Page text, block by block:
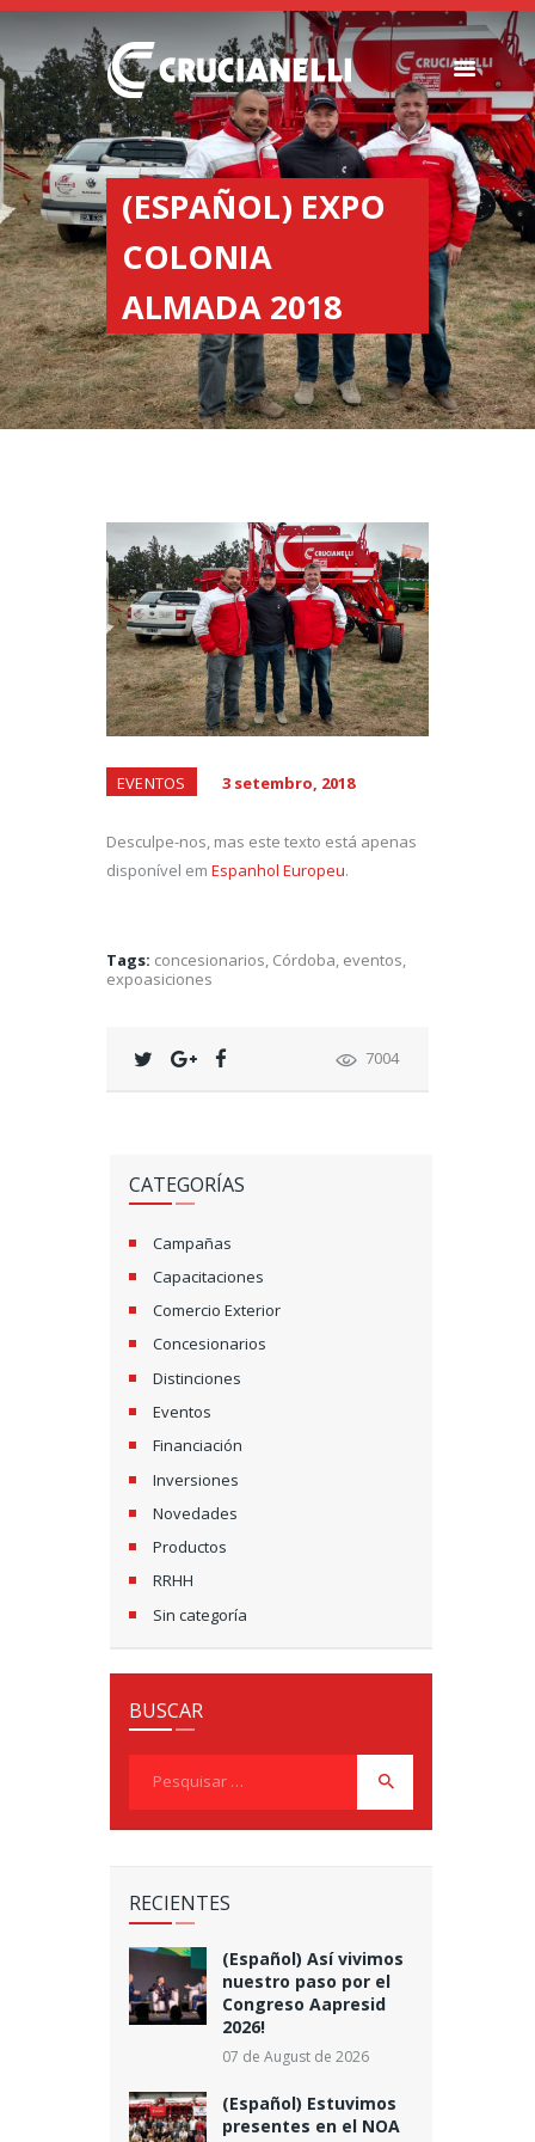
(ESPAÑOL) EXPO
COLONIA
ALMADA 2018
SEMEADORES
ESPALHADORES DE
FERTILIZANTES
INSTITUCIONAL
CONCESIONARIOS
NOVEDADES
NOSSA EMPRESA
CONTACTO
EVENTOS 3 setembro, 2018
Desculpe-nos, mas este texto está apenas
disponível em Espanhol Europeu.
Tags: concesionarios, Córdoba, eventos,
expoasiciones
7004
CATEGORÍAS
Campañas
Capacitaciones
Comercio Exterior
Concesionarios
Distinciones
Eventos
Financiación
Inversiones
Novedades
Productos
RRHH
Sin categoría
BUSCAR
RECIENTES
(Español) Así vivimos
nuestro paso por el
Congreso Aapresid
2026!
07 de August de 2026
(Español) Estuvimos
presentes en el NOA